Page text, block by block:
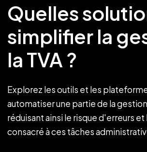
Quelles
simplifier la
la TVA ?
Explorez les outils et les
automatiser une partie de la gestion
réduisant ainsi le risque d'erreurs
consacré à ces tâches